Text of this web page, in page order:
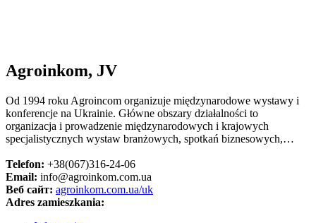
Agroinkom, JV
Od 1994 roku Agroincom organizuje międzynarodowe wystawy i
konferencje na Ukrainie. Główne obszary działalności to
organizacja i prowadzenie międzynarodowych i krajowych
specjalistycznych wystaw branżowych, spotkań biznesowych,…
Telefon: +38(067)316-24-06
Email: info@agroinkom.com.ua
Веб сайт: agroinkom.com.ua/uk
Adres zamieszkania: